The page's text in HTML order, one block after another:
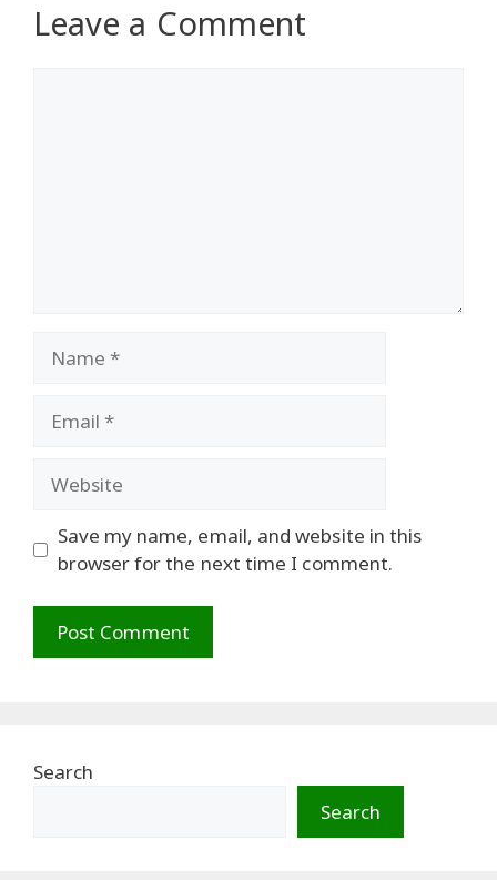
Leave a Comment
Save my name, email, and website in this
browser for the next time I comment.
Search
Search